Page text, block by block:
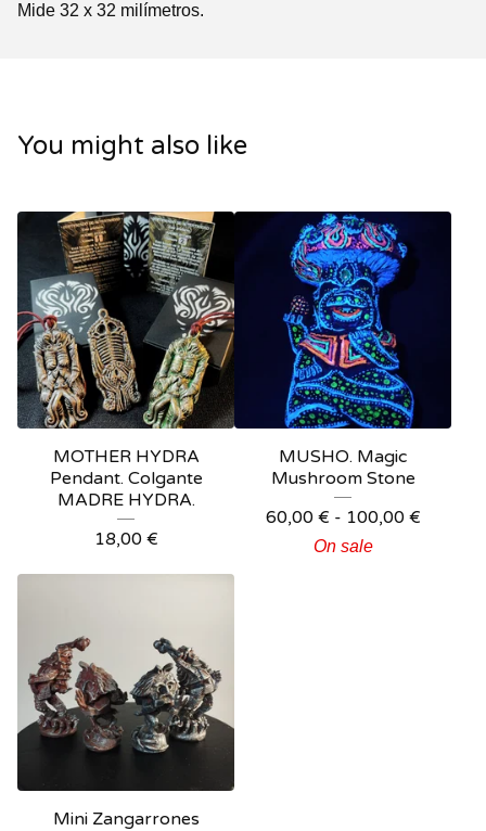
Mide 32 x 32 milímetros.
You might also like
MOTHER HYDRA
Pendant. Colgante
MADRE HYDRA.
18,00 €
MUSHO. Magic
Mushroom Stone
60,00 € - 100,00 €
On sale
Mini Zangarrones